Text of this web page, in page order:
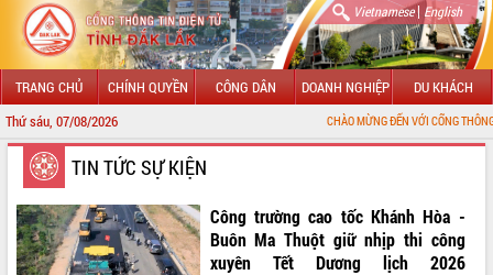
Vietnamese| English
TRANG CHỦ CHÍNH QUYỀN CÔNG DÂN DOANH NGHIỆP DU KHÁCH
Thứ sáu, 07/08/2026 CHÀO MỪNG ĐẾN VỚI CỔNG THÔNG TIN ĐIỆN TỬ TỈNH
GIỚI THIỆU
LÃNH ĐẠO UBND TỈNH
TIN TỨC SỰ KIỆN
TIN TỨC SỰ KIỆN
Công trường cao tốc Khánh Hòa -
Buôn Ma Thuột giữ nhịp thi công
xuyên Tết Dương lịch 2026